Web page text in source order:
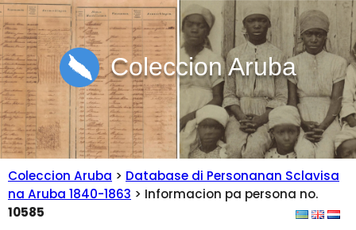
Coleccion Aruba
Coleccion Aruba > Database di Personanan Sclavisa
na Aruba 1840-1863 > Informacion pa persona no.
10585